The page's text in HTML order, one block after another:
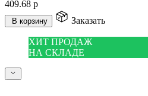
409.68 р
В корзину Заказать
ХИТ ПРОДАЖ
НА СКЛАДЕ